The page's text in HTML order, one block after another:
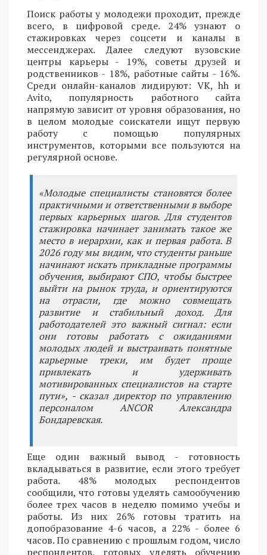
Поиск работы у молодежи проходит, прежде
всего, в цифровой среде. 24% узнают о
стажировках через соцсети и каналы в
мессенджерах. Далее следуют вузовские
центры карьеры - 19%, советы друзей и
родственников - 18%, работные сайты - 16%.
Среди онлайн-каналов лидируют: VK, hh и
Avito, популярность работного сайта
напрямую зависит от уровня образования, но
в целом молодые соискатели ищут первую
работу с помощью популярных
инструментов, которыми все пользуются на
регулярной основе.
«Молодые специалисты становятся более
практичными и ответственными в выборе
первых карьерных шагов. Для студентов
стажировка начинает занимать такое же
место в иерархии, как и первая работа. В
2026 году мы видим, что студенты раньше
начинают искать прикладные программы
обучения, выбирают СПО, чтобы быстрее
выйти на рынок труда, и ориентируются
на отрасли, где можно совмещать
развитие и стабильный доход. Для
работодателей это важный сигнал: если
они готовы работать с ожиданиями
молодых людей и выстраивать понятные
карьерные треки, им будет проще
привлекать и удерживать
мотивированных специалистов на старте
пути», - сказал директор по управлению
персоналом ANCOR Александра
Бондаревская.
Еще один важный вывод - готовность
вкладываться в развитие, если этого требует
работа. 48% молодых респондентов
сообщили, что готовы уделять самообучению
более трех часов в неделю помимо учебы и
работы. Из них 26% готовы тратить на
допобразование 4-6 часов, а 22% - более 6
часов. По сравнению с прошлым годом, число
респондентов, готовых уделять обучению